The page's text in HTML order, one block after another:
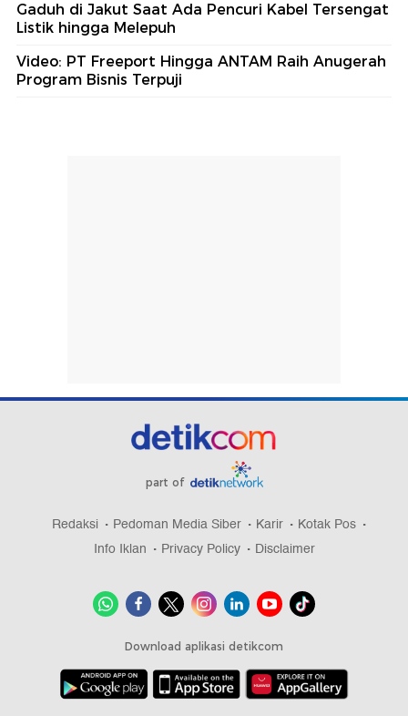
Gaduh di Jakut Saat Ada Pencuri Kabel Tersengat
Listik hingga Melepuh
Video: PT Freeport Hingga ANTAM Raih Anugerah
Program Bisnis Terpuji
part of
Redaksi Pedoman Media Siber Karir
Kotak Pos
Info Iklan
Privacy Policy Disclaimer
Download aplikasi detikcom